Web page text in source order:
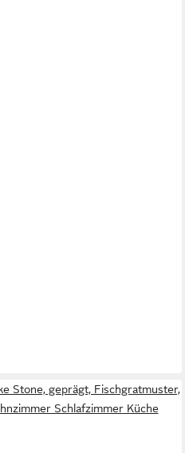
Stone, geprägt, Fischgratmuster,
Schlafzimmer Küche